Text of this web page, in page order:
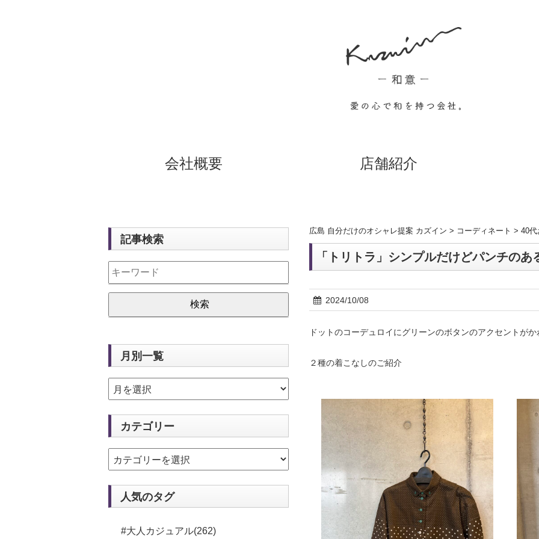
会社概要 店舗紹介
広島 自分だけのオシャレ提案 カズイン > コーディネート > 40代
「トリトラ」シンプルだけどパンチのあ
2024/10/08
ドットのコーデュロイにグリーンのボタンのアクセントがか
２種の着こなしのご紹介
記事検索
月別一覧
カテゴリー
人気のタグ
#大人カジュアル(262)